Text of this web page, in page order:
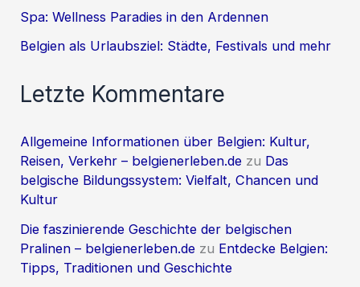
Spa: Wellness Paradies in den Ardennen
Belgien als Urlaubsziel: Städte, Festivals und mehr
Letzte Kommentare
Allgemeine Informationen über Belgien: Kultur,
Reisen, Verkehr – belgienerleben.de zu Das
belgische Bildungssystem: Vielfalt, Chancen und
Kultur
Die faszinierende Geschichte der belgischen
Pralinen – belgienerleben.de zu Entdecke Belgien:
Tipps, Traditionen und Geschichte